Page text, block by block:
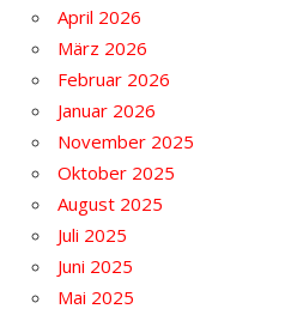
April 2026
März 2026
Februar 2026
Januar 2026
November 2025
Oktober 2025
August 2025
Juli 2025
Juni 2025
Mai 2025